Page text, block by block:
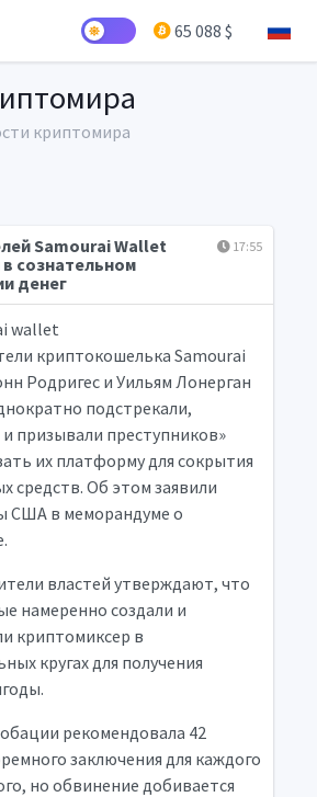
65 088 $
криптомира
17:55
Samourai Wallet
сознательном
денег
криптокошелька Samourai
Родригес и Уильям Лонерган
подстрекали,
призывали преступников»
их платформу для сокрытия
средств. Об этом заявили
США в меморандуме о
властей утверждают, что
намеренно создали и
криптомиксер в
кругах для получения
рекомендовала 42
заключения для каждого
но обвинение добивается